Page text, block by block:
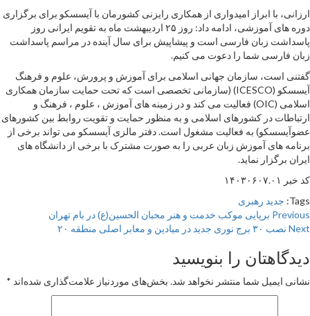
ارزانی، با ابراز امیدواری از همکاری رایزنی کشورمان با آیسسکو برای برگزاری
دوره های آموزشی، ادامه داد: روز ۲۵ اردیبهشت ماه به تقویم ایرانی روز
پاسداشت زبان فارسی است و پیشاپیش برای سال آینده در مراسم پاسداشت
زبان فارسی شما را دعوت می کنیم.
گفتنی است، سازمان جهانی اسلامی برای آموزش و پرورش، علوم و فرهنگ
آیسسکو (ICESCO) (سازمانی تخصصی است که تحت حمایت سازمان همکاری
اسلامی (OIC) فعالیت می کند و در زمینه های آموزش ، علوم ، فرهنگ و
ارتباطات در کشورهای اسلامی و به منظور حمایت و تقویت روابط بین کشورهای
عضوآیسسکو) به فعالیت مشغول است. دفتر مالزی آیسسکو می تواند برخی از
برنامه های آموزش زبان عربی را به صورت مشترک با برخی از دانشگاه های
ایران برگزار نماید.
کد خبر ۱۴۰۳۰۶۰۷.۰۱
Tags: جدید رهبری
Post
navigation
Previous برپایی موکب خدمت و هنر محبان الحسین(ع) در بام تهران
Next نصب ۳۰ برج نوری جدید در میادین و معابر اصلی منطقه ۲۰
دیدگاهتان را بنویسید
نشانی ایمیل شما منتشر نخواهد شد. بخش‌های موردنیاز علامت‌گذاری شده‌اند *